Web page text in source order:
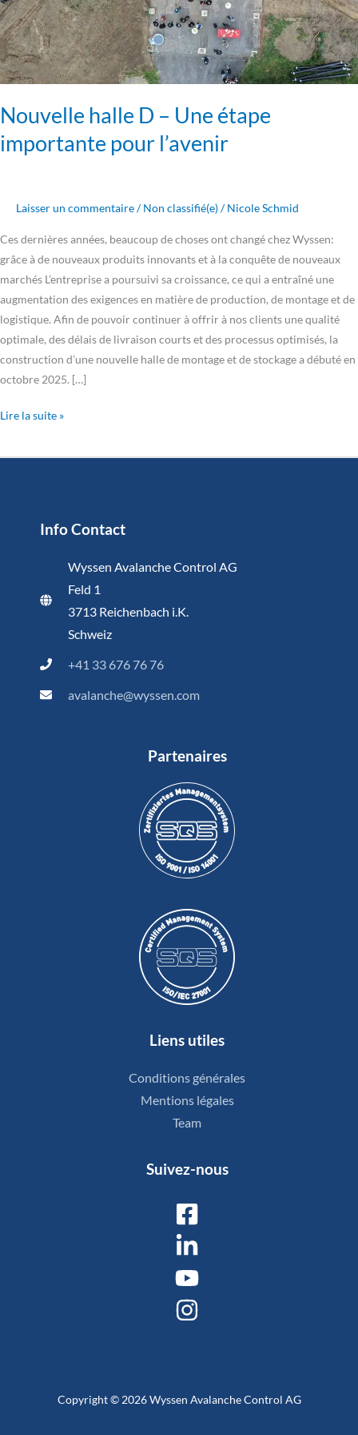
Nouvelle halle D – Une étape
importante pour l’avenir
Laisser un commentaire/Non classifié(e)/Nicole Schmid
Ces dernières années, beaucoup de choses ont changé chez Wyssen:
grâce à de nouveaux produits innovants et à la conquête de nouveaux
marchés L’entreprise a poursuivi sa croissance, ce qui a entraîné une
augmentation des exigences en matière de production, de montage et de
logistique. Afin de pouvoir continuer à offrir à nos clients une qualité
optimale, des délais de livraison courts et des processus optimisés, la
construction d’une nouvelle halle de montage et de stockage a débuté en
octobre 2025. […]
importante
pour
l’avenir
Lire la suite »
Info Contact
Wyssen Avalanche Control AG
Feld 1
3713 Reichenbach i.K.
Schweiz
+41 33 676 76 76
avalanche@wyssen.com
Partenaires
Liens utiles
Conditions générales
Mentions légales
Team
Suivez-nous
Copyright © 2026 Wyssen Avalanche Control AG